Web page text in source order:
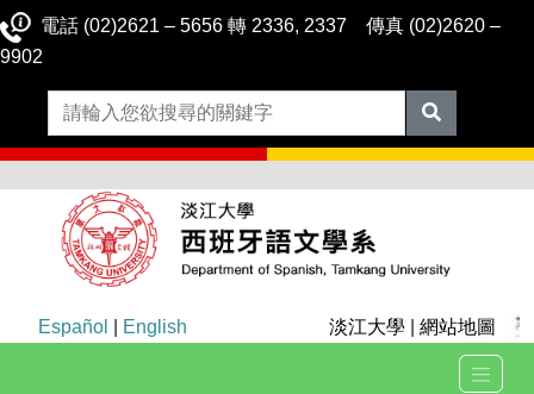
電話 (02)2621 – 5656 轉 2336, 2337 傳真 (02)2620 –
9902
Español English 淡江大學 網站地圖